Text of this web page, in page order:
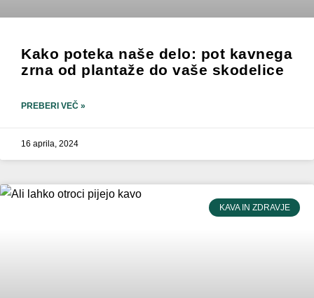
Kako poteka naše delo: pot kavnega
zrna od plantaže do vaše skodelice
PREBERI VEČ »
16 aprila, 2024
KAVA IN ZDRAVJE